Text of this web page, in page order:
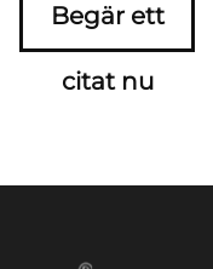
Begär ett
citat nu